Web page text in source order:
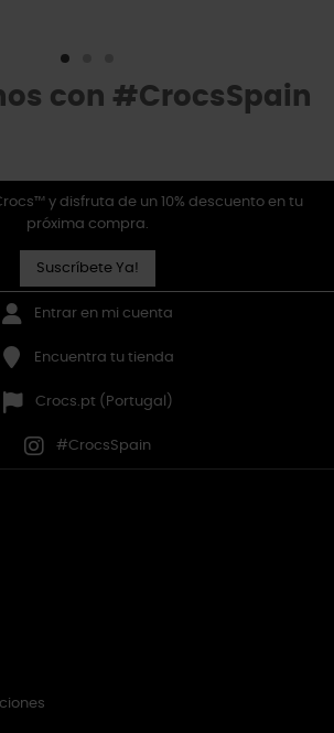
con #CrocsSpain
y disfruta de un 10% descuento en tu
próxima compra.
Suscríbete Ya!
Entrar en mi cuenta
Encuentra tu tienda
Crocs.pt (Portugal)
#CrocsSpain